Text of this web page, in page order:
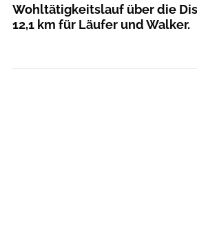
Wohltätigkeitslauf über die
12,1 km für Läufer und Walker.